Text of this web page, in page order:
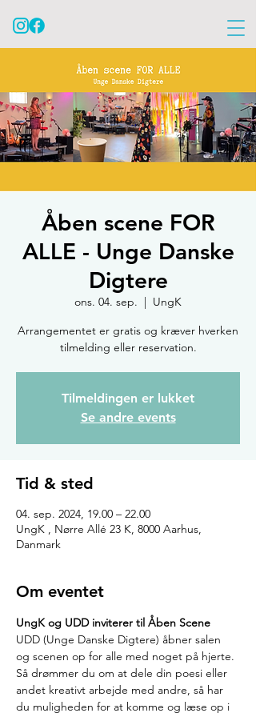
Åben scene FOR
ALLE - Unge Danske
Digtere
ons. 04. sep.
  |
UngK
Arrangementet er gratis og kræver hverken
tilmelding eller reservation.
Tilmeldingen er lukket
Se andre events
Tid & sted
04. sep. 2024, 19.00 – 22.00
UngK , Nørre Allé 23 K, 8000 Aarhus,
Danmark
Om eventet
UngK og UDD inviterer til Åben Scene
UDD (Unge Danske Digtere) åbner salen
og scenen op for alle med noget på hjerte.
Så drømmer du om at dele din poesi eller
andet kreativt arbejde med andre, så har
du muligheden for at komme og læse op i